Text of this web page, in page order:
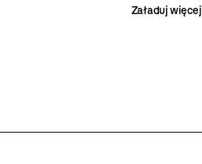
Załaduj więcej